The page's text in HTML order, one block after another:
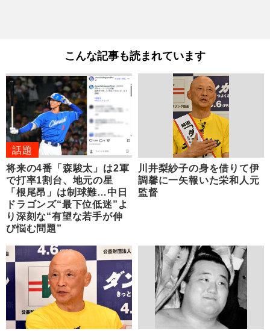
こんな記事も読まれています
話題
将来の4番「森駿太」は2軍
で打率1割台、地元の星
「根尾昂」は制球難…中日
ドラゴンズ“最下位低迷”よ
り深刻な“有望な若手が伸
び悩む問題”
川井梨紗子の身を借りて伊
調馨に一矢報いた栄和人元
監督